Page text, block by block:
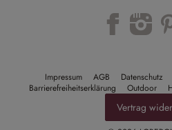
Impressum AGB Datenschutz
Barrierefreiheitserklärung
Outdoor
Vertrag